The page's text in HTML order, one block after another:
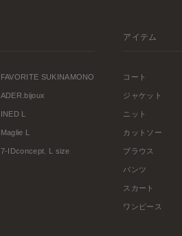
FAVORITE SUKINAMONO
ADER.bijoux
INED L
Maglie L
7-IDconcept. L size
アイテム
コート
ジャケット
ニット
カットソー
ブラウス
パンツ
スカート
ワンピース